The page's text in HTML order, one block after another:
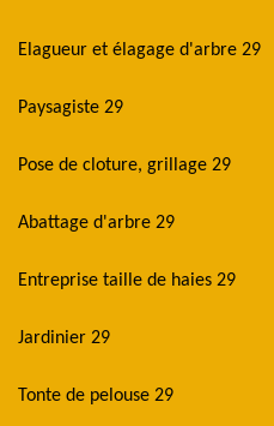
Elagueur et élagage d'arbre 29
Paysagiste 29
Pose de cloture, grillage 29
Abattage d'arbre 29
Entreprise taille de haies 29
Jardinier 29
Tonte de pelouse 29